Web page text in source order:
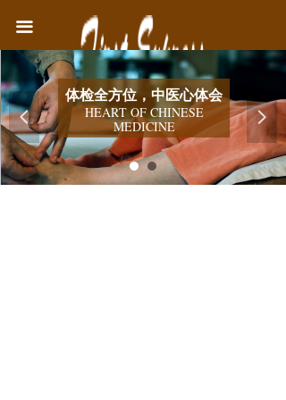
끀
首页
中医院简介
医疗业务
健康教育
联系我们
体检全方位，中医心体会
HEART OF CHINESE
MEDICINE
넳 넲